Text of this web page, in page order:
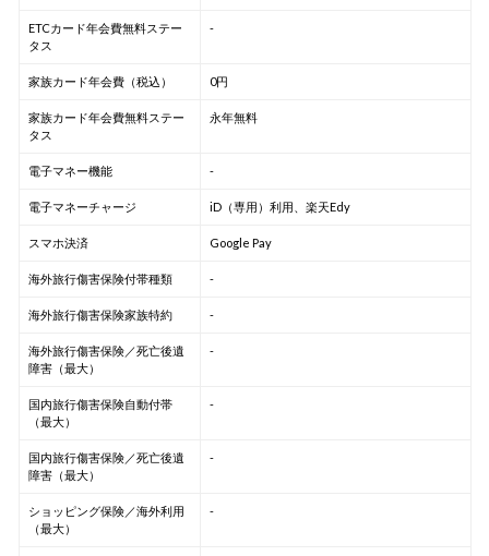
ETCカード年会費無料ステー
タス
-
家族カード年会費（税込） 0円
家族カード年会費無料ステー
タス
永年無料
電子マネー機能 -
電子マネーチャージ iD（専用）利用、楽天Edy
スマホ決済 Google Pay
海外旅行傷害保険付帯種類 -
海外旅行傷害保険家族特約 -
海外旅行傷害保険／死亡後遺
障害（最大）
-
国内旅行傷害保険自動付帯
（最大）
-
国内旅行傷害保険／死亡後遺
障害（最大）
-
ショッピング保険／海外利用
（最大）
-